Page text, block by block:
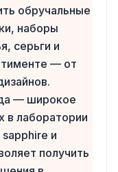
обручальные
наборы
серьги и
— от
— широкое
в лаборатории
и
получить